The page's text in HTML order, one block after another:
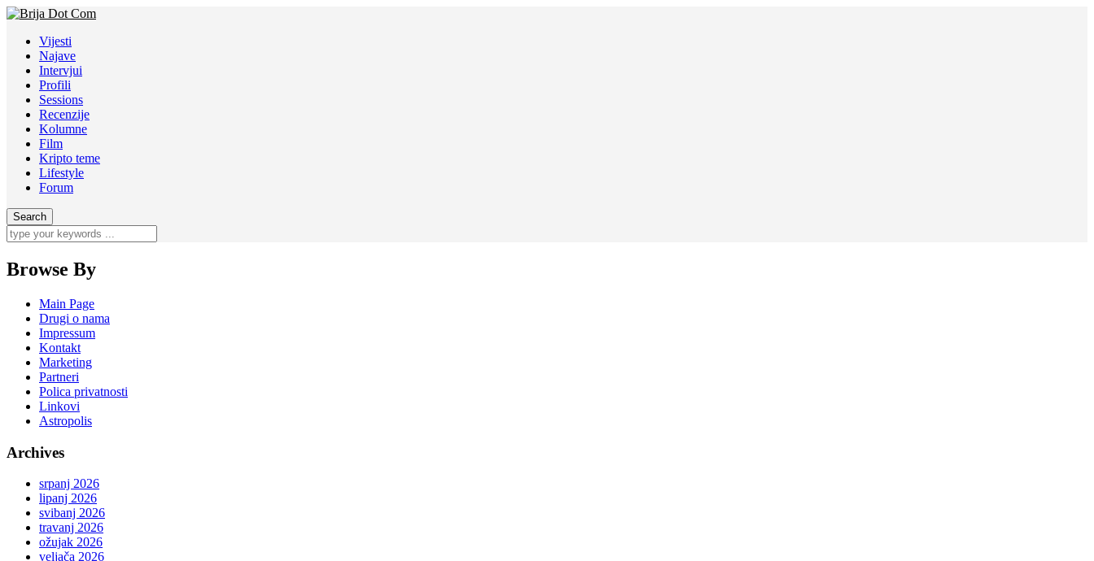
Vijesti
Najave
Intervjui
Profili
Sessions
Recenzije
Kolumne
Film
Kripto teme
Lifestyle
Forum
Browse By
Main Page
Drugi o nama
Impressum
Kontakt
Marketing
Partneri
Polica privatnosti
Linkovi
Astropolis
Archives
srpanj 2026
lipanj 2026
svibanj 2026
travanj 2026
ožujak 2026
veljača 2026